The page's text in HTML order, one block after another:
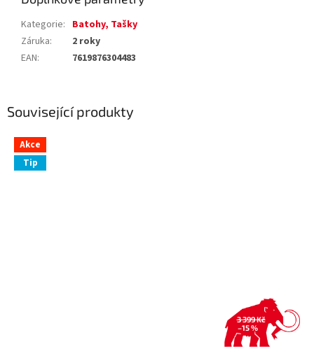
Související produkty
Akce
Tip
3 399 Kč
–15 %
Kategorie: Batohy, Tašky
Záruka:
2 roky
EAN: 7619876304483